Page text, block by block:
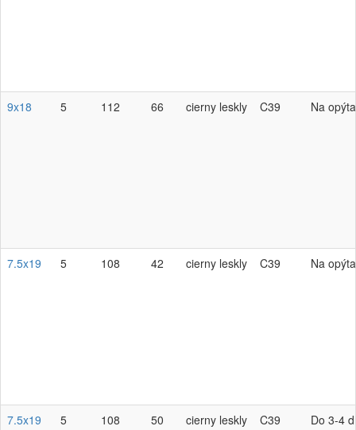
9x18 5 112 66 cierny leskly C39 Na
7.5x19 5 108 42 cierny leskly C39 Na
7.5x19 5 108 50 cierny leskly C39 Do 3-4